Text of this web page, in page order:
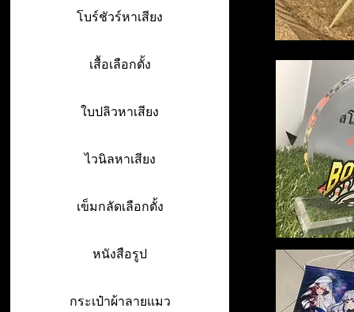
โบร์ชัวร์หาเสียง
เสื้อเลือกตั้ง
ใบปลิวหาเสียง
ไวนิลหาเสียง
เข็มกลัดเลือกตั้ง
หนังสือรูป
กระเป๋าผ้าลายแมว